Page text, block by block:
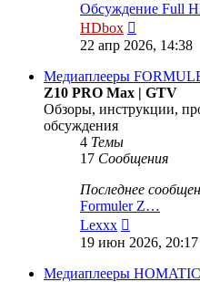
Обсуждение Full
HDbox
к
22 апр 2026, 14:38
Медиаплееры
Z10 PRO Max | GTV
Обзоры, инструкции,
обсуждения
4 Темы
17 Сообщения
Последнее
Formuler Z…
Lexxx
к
последнему
сообщению
19 июн 2026, 20:17
Медиаплееры